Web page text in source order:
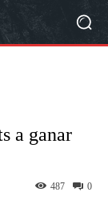
a ganar
0
487